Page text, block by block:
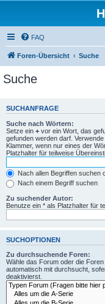
FAQ
Foren-Übersicht Suche
Suche
SUCHANFRAGE
Suche nach Wörtern:
Setze ein + vor ein Wort, das
gefunden werden darf.
Klammer, wenn nur eines der
Platzhalter für teilweise
Nach allen Begriffen suchen
Nach einem Begriff suchen
Zu suchender Autor:
Benutze ein * als Platzhalter für
SUCHOPTIONEN
Zu durchsuchende Foren:
Wähle das Forum oder die
automatisch mit durchsucht,
deaktivierst.